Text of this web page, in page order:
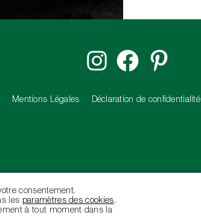
Mentions Légales Déclaration de confidentialité